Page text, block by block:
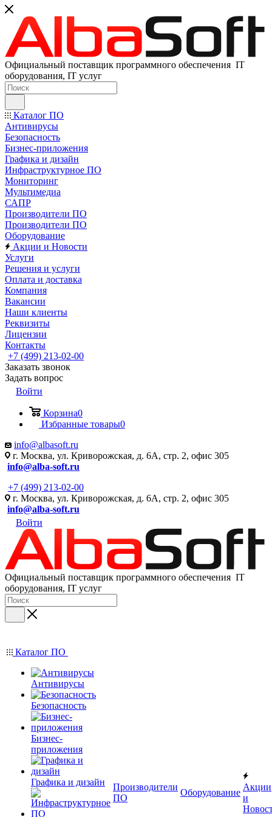
Официальный поставщик программного обеспечения IT
оборудования, IT услуг
Каталог ПО
Антивирусы
Безопасность
Бизнес-приложения
Графика и дизайн
Инфраструктурное ПО
Мониторинг
Мультимедиа
САПР
Производители ПО
Производители ПО
Оборудование
Акции и Новости
Услуги
Решения и услуги
Оплата и доставка
Компания
Вакансии
Наши клиенты
Реквизиты
Лицензии
Контакты
+7 (499) 213-02-00
Заказать звонок
Задать вопрос
Войти
Корзина0
Избранные товары0
info@albasoft.ru
г. Москва, ул. Криворожская, д. 6А, стр. 2, офис 305
info@alba-soft.ru
+7 (499) 213-02-00
г. Москва, ул. Криворожская, д. 6А, стр. 2, офис 305
info@alba-soft.ru
Войти
Официальный поставщик программного обеспечения IT
оборудования, IT услуг
Каталог ПО
Антивирусы
Безопасность
Бизнес-
приложения
Графика и дизайн
Производители
ПО
Оборудование
Акции
и